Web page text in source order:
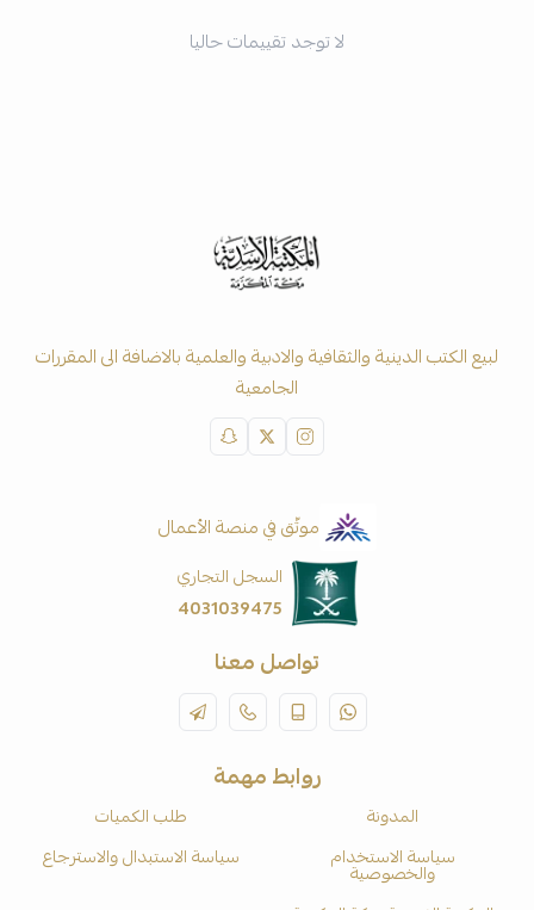
لا توجد تقييمات حاليا
لبيع الكتب الدينية والثقافية والادبية والعلمية بالاضافة الى المقررات
الجامعية
موثّق في منصة الأعمال
السجل التجاري
4031039475
تواصل معنا
روابط مهمة
المدونة
طلب الكميات
سياسة الاستخدام
والخصوصية
سياسة الاستبدال والاسترجاع